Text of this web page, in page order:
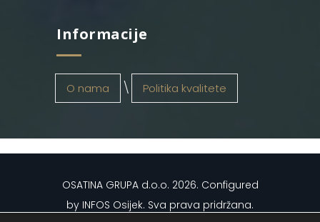
Informacije
O nama Politika kvalitete
OSATINA GRUPA d.o.o. 2026. Configured
by INFOS Osijek. Sva prava pridržana.